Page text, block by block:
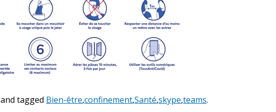
and tagged Bien-être,confinement,Santé,skype,teams.